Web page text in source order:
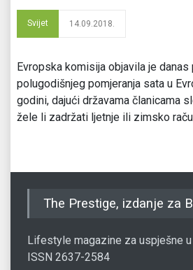
Svijet 14.09.2018.
Evropska komisija objavila je
polugodišnjeg pomjeranja sata u
godini, dajući državama članicama
žele li zadržati ljetnje ili zimsko
The Prestige, izdanje za
Lifestyle magazine za uspješne
ISSN 2637-2584